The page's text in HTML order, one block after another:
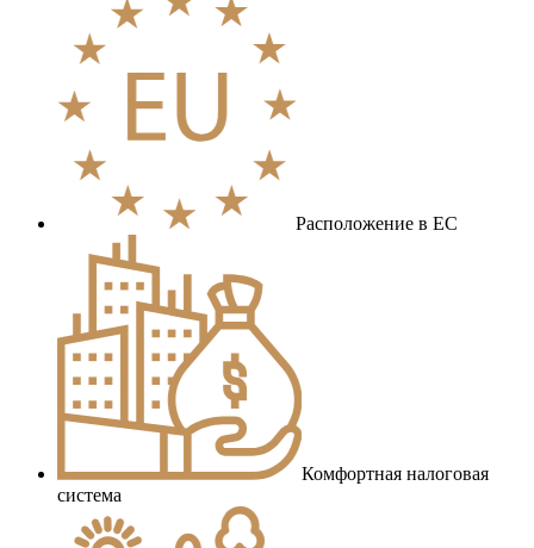
Расположение в ЕС
Комфортная налоговая
система